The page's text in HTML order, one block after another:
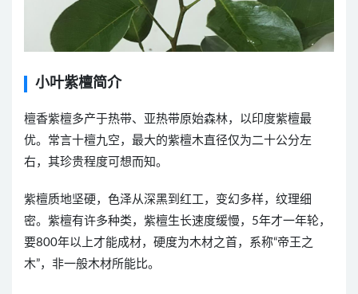
小叶紫檀简介
檀香紫檀多产于热带、亚热带原始森林，以印度紫檀最
优。常言十檀九空，最大的紫檀木直径仅为二十公分左
右，其珍贵程度可想而知。
紫檀质地坚硬，色泽从深黑到红工，变幻多样，纹理细
密。紫檀有许多种类，紫檀生长速度缓慢，5年才一年轮，
要800年以上才能成材，硬度为木材之首，系称“帝王之
木”，非一般木材所能比。